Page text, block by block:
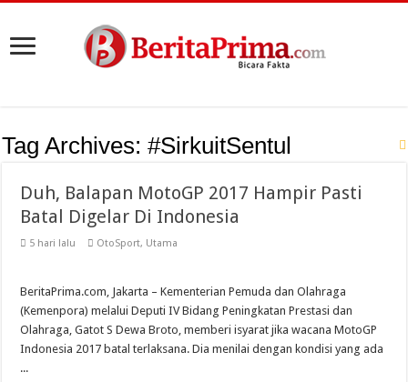
Tag Archives:#SirkuitSentul
Duh, Balapan MotoGP 2017 Hampir Pasti
Batal Digelar Di Indonesia
5 hari lalu OtoSport, Utama
BeritaPrima.com, Jakarta – Kementerian Pemuda dan Olahraga
(Kemenpora) melalui Deputi IV Bidang Peningkatan Prestasi dan
Olahraga, Gatot S Dewa Broto, memberi isyarat jika wacana MotoGP
Indonesia 2017 batal terlaksana. Dia menilai dengan kondisi yang ada
...